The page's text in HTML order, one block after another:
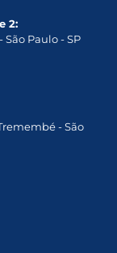
2:
Paulo - SP
- São